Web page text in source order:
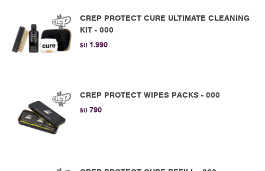
CREP PROTECT CURE ULTIMATE CLEANING
KIT - 000
$U 1.990
CREP PROTECT WIPES PACKS - 000
$U 790